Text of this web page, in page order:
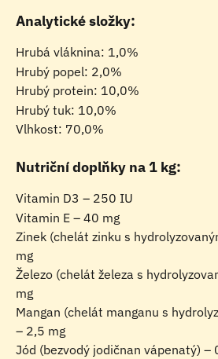
Analytické složky:
Hrubá vláknina: 1,0%
Hrubý popel: 2,0%
Hrubý protein: 10,0%
Hrubý tuk: 10,0%
Vlhkost: 70,0%
Nutriční doplňky na 1 kg:
Vitamin D3 – 250 IU
Vitamin E – 40 mg
Zinek (chelát zinku s
mg
Železo (chelát železa s
mg
Mangan (chelát manganu s
– 2,5 mg
Jód (bezvodý jodičnan vápenatý) –